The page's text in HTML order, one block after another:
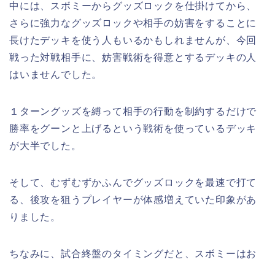
中には、スボミーからグッズロックを仕掛けてから、
さらに強力なグッズロックや相手の妨害をすることに
長けたデッキを使う人もいるかもしれませんが、今回
戦った対戦相手に、妨害戦術を得意とするデッキの人
はいませんでした。
１ターングッズを縛って相手の行動を制約するだけで
勝率をグーンと上げるという戦術を使っているデッキ
が大半でした。
そして、むずむずかふんでグッズロックを最速で打て
る、後攻を狙うプレイヤーが体感増えていた印象があ
りました。
ちなみに、試合終盤のタイミングだと、スボミーはお